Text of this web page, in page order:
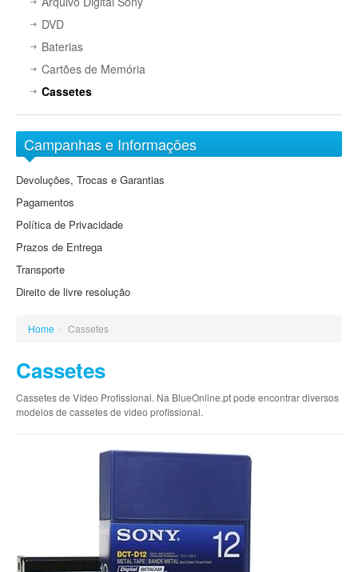
Objectivas EF-M
Grande Angular
Grande Angular Zoom
Standard
Standard Zoom
Tele Zoom
DVD
Baterias
Cartões de Memória
Cassetes
Campanhas e Informações
Devoluções, Trocas e Garantias
Pagamentos
Política de Privacidade
Prazos de Entrega
Transporte
Direito de livre resolução
Home › Cassetes
Cassetes
Cassetes de Vídeo Profissional. Na BlueOnline.pt pode encontrar diversos
modelos de cassetes de video profissional.